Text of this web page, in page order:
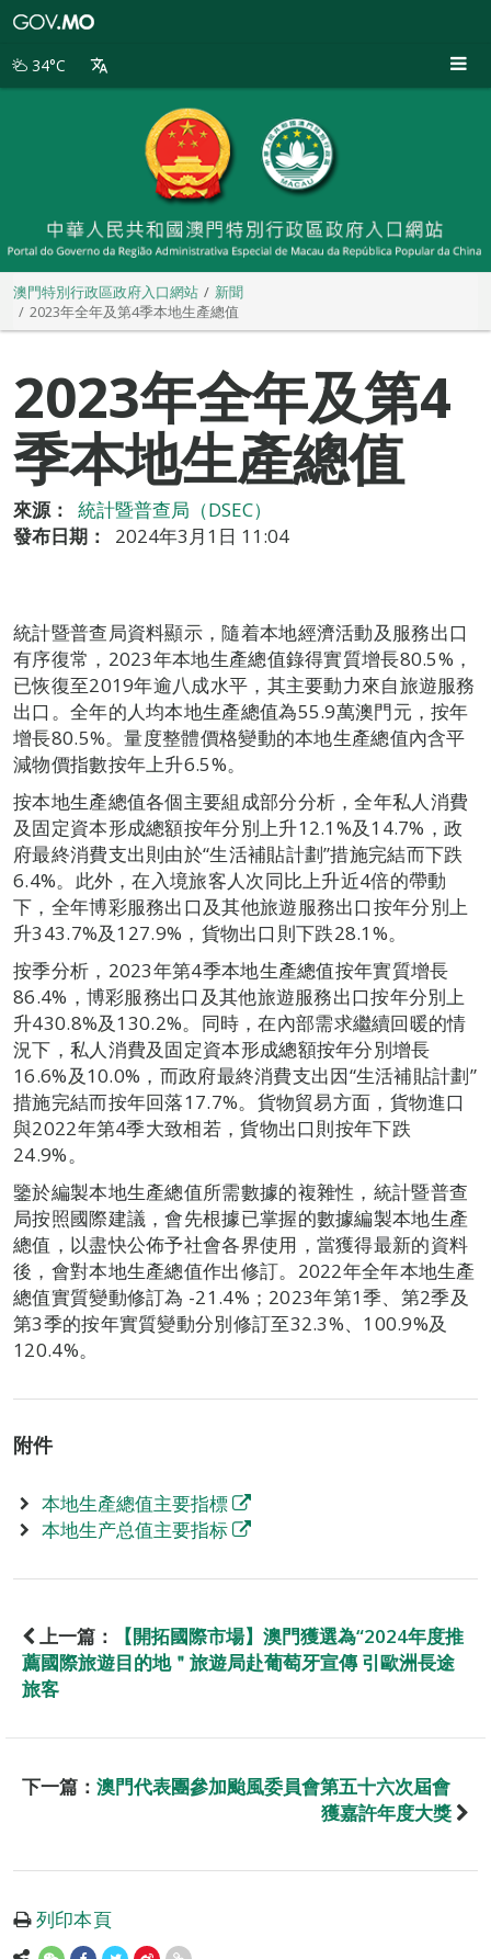
別
34°C
澳門特別行政區政府入口網站
新聞
2023年全年及第4季本地生產總值
2023年全年及第4
季本地生產總值
來源：
統計暨普查局（DSEC）
發布日期：
2024年3月1日 11:04
統計暨普查局資料顯示，隨着本地經濟活動及服務出口
有序復常，2023年本地生產總值錄得實質增長80.5%，
已恢復至2019年逾八成水平，其主要動力來自旅遊服務
出口。全年的人均本地生產總值為55.9萬澳門元，按年
增長80.5%。量度整體價格變動的本地生產總值內含平
減物價指數按年上升6.5%。
按本地生產總值各個主要組成部分分析，全年私人消費
及固定資本形成總額按年分別上升12.1%及14.7%，政
府最終消費支出則由於“生活補貼計劃”措施完結而下跌
6.4%。此外，在入境旅客人次同比上升近4倍的帶動
下，全年博彩服務出口及其他旅遊服務出口按年分別上
升343.7%及127.9%，貨物出口則下跌28.1%。
按季分析，2023年第4季本地生產總值按年實質增長
86.4%，博彩服務出口及其他旅遊服務出口按年分別上
升430.8%及130.2%。同時，在內部需求繼續回暖的情
況下，私人消費及固定資本形成總額按年分別增長
16.6%及10.0%，而政府最終消費支出因“生活補貼計劃”
措施完結而按年回落17.7%。貨物貿易方面，貨物進口
與2022年第4季大致相若，貨物出口則按年下跌
24.9%。
鑒於編製本地生產總值所需數據的複雜性，統計暨普查
局按照國際建議，會先根據已掌握的數據編製本地生產
總值，以盡快公佈予社會各界使用，當獲得最新的資料
後，會對本地生產總值作出修訂。2022年全年本地生產
總值實質變動修訂為 -21.4%；2023年第1季、第2季及
第3季的按年實質變動分別修訂至32.3%、100.9%及
120.4%。
附件
本地生產總值主要指標
本地生产总值主要指标
上一篇：
【開拓國際市場】澳門獲選為“2024年度推
薦國際旅遊目的地＂旅遊局赴葡萄牙宣傳 引歐洲長途
旅客
下一篇： 澳門代表團參加颱風委員會第五十六次屆會
獲嘉許年度大獎
列印本頁